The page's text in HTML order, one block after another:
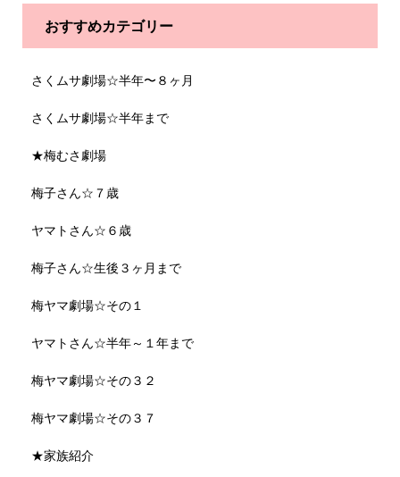
おすすめカテゴリー
さくムサ劇場☆半年〜８ヶ月
さくムサ劇場☆半年まで
★梅むさ劇場
梅子さん☆７歳
ヤマトさん☆６歳
梅子さん☆生後３ヶ月まで
梅ヤマ劇場☆その１
ヤマトさん☆半年～１年まで
梅ヤマ劇場☆その３２
梅ヤマ劇場☆その３７
★家族紹介